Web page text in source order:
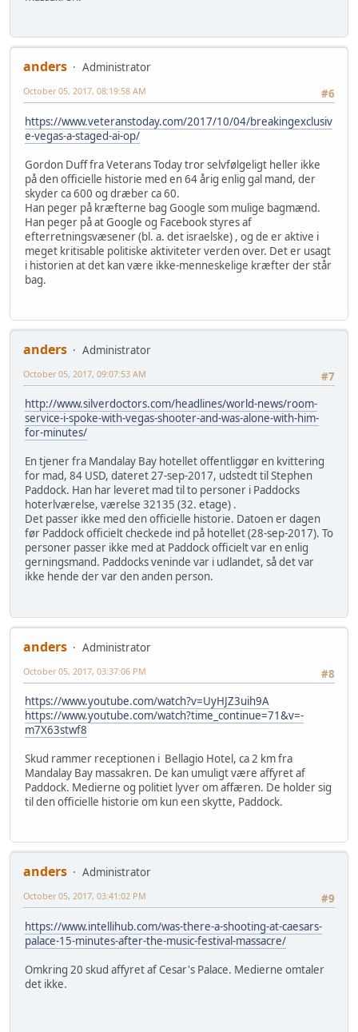
anders
Administrator
#6
October 05, 2017, 08:19:58 AM
https://www.veteranstoday.com/2017/10/04/breakingexclusiv
e-vegas-a-staged-ai-op/
Gordon Duff fra Veterans Today tror selvfølgeligt heller ikke
på den officielle historie med en 64 årig enlig gal mand, der
skyder ca 600 og dræber ca 60.
Han peger på kræfterne bag Google som mulige bagmænd.
Han peger på at Google og Facebook styres af
efterretningsvæsener (bl. a. det israelske) , og de er aktive i
meget kritisable politiske aktiviteter verden over. Det er usagt
i historien at det kan være ikke-menneskelige kræfter der står
bag.
anders
Administrator
#7
October 05, 2017, 09:07:53 AM
http://www.silverdoctors.com/headlines/world-news/room-
service-i-spoke-with-vegas-shooter-and-was-alone-with-him-
for-minutes/
En tjener fra Mandalay Bay hotellet offentliggør en kvittering
for mad, 84 USD, dateret 27-sep-2017, udstedt til Stephen
Paddock. Han har leveret mad til to personer i Paddocks
hoterlværelse, værelse 32135 (32. etage) .
Det passer ikke med den officielle historie. Datoen er dagen
før Paddock officielt checkede ind på hotellet (28-sep-2017). To
personer passer ikke med at Paddock officielt var en enlig
gerningsmand. Paddocks veninde var i udlandet, så det var
ikke hende der var den anden person.
anders
Administrator
#8
October 05, 2017, 03:37:06 PM
https://www.youtube.com/watch?v=UyHJZ3uih9A
https://www.youtube.com/watch?time_continue=71&v=-
m7X63stwf8
Skud rammer receptionen i Bellagio Hotel, ca 2 km fra
Mandalay Bay massakren. De kan umuligt være affyret af
Paddock. Medierne og politiet lyver om affæren. De holder sig
til den officielle historie om kun een skytte, Paddock.
anders
Administrator
#9
October 05, 2017, 03:41:02 PM
https://www.intellihub.com/was-there-a-shooting-at-caesars-
palace-15-minutes-after-the-music-festival-massacre/
Omkring 20 skud affyret af Cesar's Palace. Medierne omtaler
det ikke.